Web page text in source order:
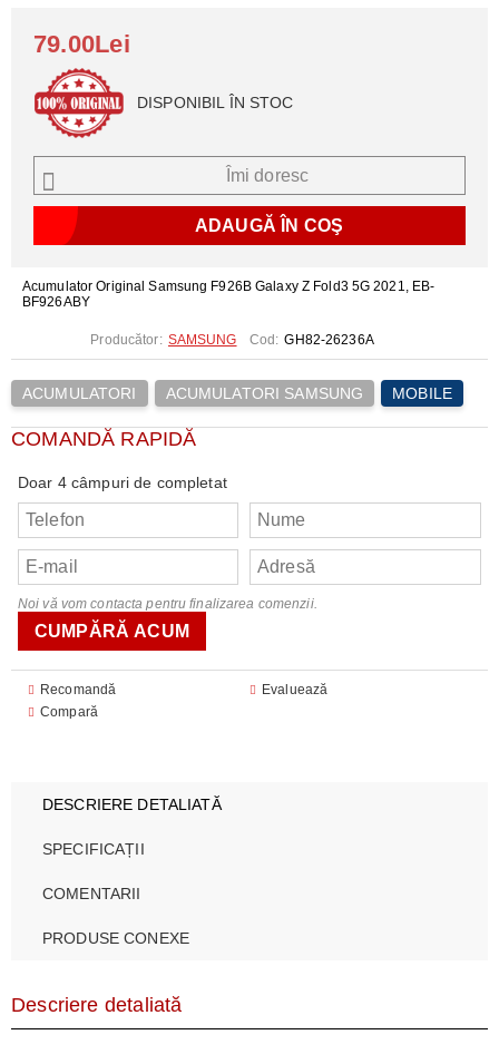
Acumulator Original Samsung F926B Galaxy Z Fold3 5G 2021, EB-
BF926ABY
Producător: SAMSUNG Cod: GH82-26236A
ACUMULATORI ACUMULATORI SAMSUNG MOBILE
COMANDĂ RAPIDĂ
Doar 4 câmpuri de completat
Noi vă vom contacta pentru finalizarea comenzii.
Recomandă
Evaluează
Compară
79.00Lei
DISPONIBIL ÎN STOC
Îmi doresc
DESCRIERE DETALIATĂ
SPECIFICAȚII
COMENTARII
PRODUSE CONEXE
Descriere detaliată